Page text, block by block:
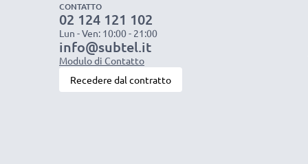
CONTATTO
02 124 121 102
Lun - Ven: 10:00 - 21:00
info@subtel.it
Modulo di Contatto
Recedere dal contratto